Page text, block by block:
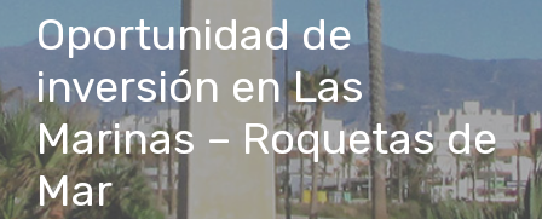
Oportunidad de
inversión en Las
Marinas – Roquetas de
Mar